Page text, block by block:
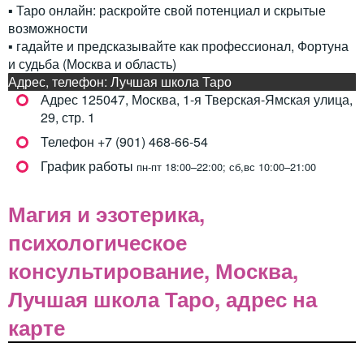
▪️ Таро онлайн: раскройте свой потенциал и скрытые
возможности
▪️ гадайте и предсказывайте как профессионал, Фортуна
и судьба (Москва и область)
Адрес, телефон: Лучшая школа Таро
Адрес 125047, Москва, 1-я Тверская-Ямская улица,
29, стр. 1
Телефон +7 (901) 468-66-54
График работы пн-пт 18:00–22:00; сб,вс 10:00–21:00
Магия и эзотерика,
психологическое
консультирование, Москва,
Лучшая школа Таро, адрес на
карте